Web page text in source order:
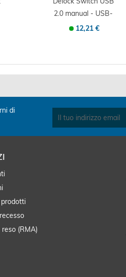
2.0 manual - USB-
Umschalter -...
12,21 €
di
prodotti
(RMA)